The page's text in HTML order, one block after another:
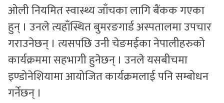
ओली नियमित स्वास्थ्य जाँचका लागि बैंकक गएका
हुन् । उनले त्यहाँस्थित बुमरङगार्ड अस्पतालमा उपचार
गराउनेछन् । त्यसपछि उनी चेङमईका नेपालीहरुको
कार्यक्रममा सहभागी हुनेछन् । उनले यसबीचमा
इण्डोनेशियामा आयोजित कार्यक्रमलाई पनि सम्बोधन
गर्नेछन् ।